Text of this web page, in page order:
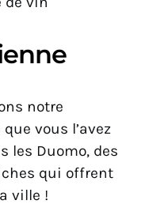
notre
vous l’avez
les Duomo, des
qui offrent
ville !